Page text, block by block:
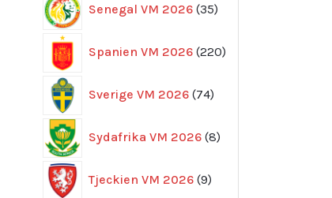
Senegal VM 2026 35
produkter
Spanien VM 2026 220
produkter
Sverige VM 2026 74
produkter
Sydafrika VM 2026 8
produkter
Tjeckien VM 2026 9
produkter